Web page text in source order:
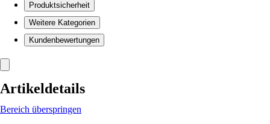
Produktsicherheit
Weitere Kategorien
Kundenbewertungen
Artikeldetails
Bereich überspringen